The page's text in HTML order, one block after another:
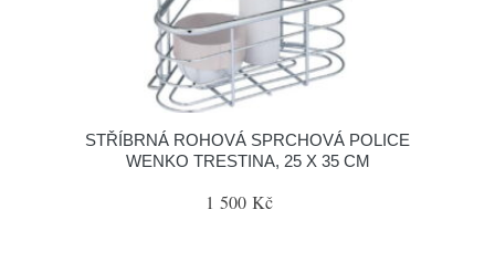
STŘÍBRNÁ ROHOVÁ SPRCHOVÁ POLICE
WENKO TRESTINA, 25 X 35 CM
1 500 Kč